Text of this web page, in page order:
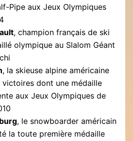
Pipe aux Jeux Olympiques
, champion français de ski
olympique au Slalom Géant
, la skieuse alpine américaine
dont une médaille
aux Jeux Olympiques de
, le snowboarder américain
la toute première médaille